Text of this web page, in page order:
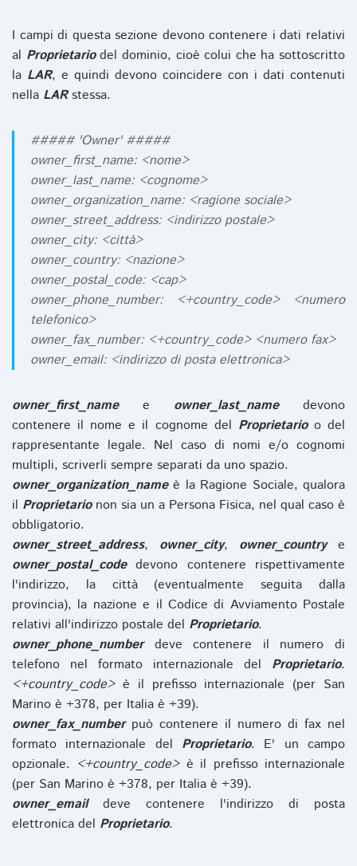
I campi di questa sezione devono contenere i dati relativi
al Proprietariodel dominio, cioè colui che ha sottoscritto
la LAR, e quindi devono coincidere con i dati contenuti
nella LARstessa.
##### 'Owner' #####
owner_first_name: <nome>
owner_last_name: <cognome>
owner_organization_name: <ragione sociale>
owner_street_address: <indirizzo postale>
owner_city: <città>
owner_country: <nazione>
owner_postal_code: <cap>
owner_phone_number: <+country_code> <numero
telefonico>
owner_fax_number: <+country_code> <numero fax>
owner_email: <indirizzo di posta elettronica>
owner_first_namee owner_last_namedevono
contenere il nome e il cognome del Proprietarioo del
rappresentante legale. Nel caso di nomi e/o cognomi
multipli, scriverli sempre separati da uno spazio.
owner_organization_nameè la Ragione Sociale, qualora
il Proprietarionon sia un a Persona Fisica, nel qual caso è
obbligatorio.
owner_street_address, owner_city, owner_countrye
owner_postal_codedevono contenere rispettivamente
l'indirizzo, la città (eventualmente seguita dalla
provincia), la nazione e il Codice di Avviamento Postale
relativi all'indirizzo postale del Proprietario.
owner_phone_numberdeve contenere il numero di
telefono nel formato internazionale del Proprietario.
<+country_code>è il prefisso internazionale (per San
Marino è +378, per Italia è +39).
owner_fax_numberpuò contenere il numero di fax nel
formato internazionale del Proprietario. E' un campo
opzionale. <+country_code>è il prefisso internazionale
(per San Marino è +378, per Italia è +39).
owner_emaildeve contenere l'indirizzo di posta
elettronica del Proprietario.